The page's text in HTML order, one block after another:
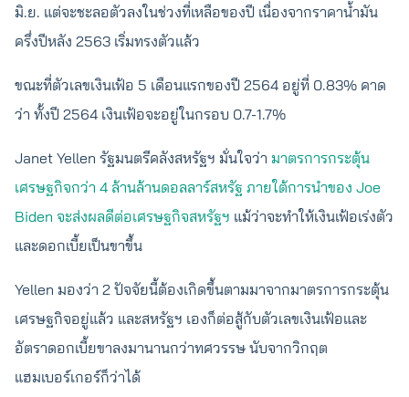
มิ.ย. แต่จะชะลอตัวลงในช่วงที่เหลือของปี เนื่องจากราคาน้ำมัน
ครึ่งปีหลัง 2563 เริ่มทรงตัวแล้ว
ขณะที่ตัวเลขเงินเฟ้อ 5 เดือนแรกของปี 2564 อยู่ที่ 0.83% คาด
ว่า ทั้งปี 2564 เงินเฟ้อจะอยู่ในกรอบ 0.7-1.7%
Janet Yellen รัฐมนตรีคลังสหรัฐฯ มั่นใจว่า มาตรการกระตุ้น
เศรษฐกิจกว่า 4 ล้านล้านดอลลาร์สหรัฐ ภายใต้การนำของ Joe
Biden จะส่งผลดีต่อเศรษฐกิจสหรัฐฯ แม้ว่าจะทำให้เงินเฟ้อเร่งตัว
และดอกเบี้ยเป็นขาขึ้น
Yellen มองว่า 2 ปัจจัยนี้ต้องเกิดขึ้นตามมาจากมาตรการกระตุ้น
เศรษฐกิจอยู่แล้ว และสหรัฐฯ เองก็ต่อสู้กับตัวเลขเงินเฟ้อและ
อัตราดอกเบี้ยขาลงมานานกว่าทศวรรษ นับจากวิกฤต
แฮมเบอร์เกอร์ก็ว่าได้